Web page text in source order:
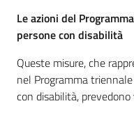
Le azioni del
persone con disabilità
Queste misure, che
nel Programma
con disabilità, prevedono